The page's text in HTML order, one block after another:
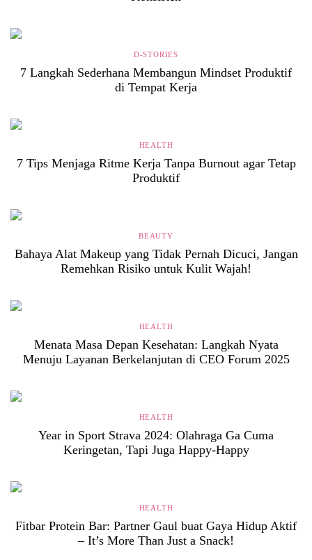
D-STORIES
7 Langkah Sederhana Membangun Mindset Produktif
di Tempat Kerja
HEALTH
7 Tips Menjaga Ritme Kerja Tanpa Burnout agar Tetap
Produktif
BEAUTY
Bahaya Alat Makeup yang Tidak Pernah Dicuci, Jangan
Remehkan Risiko untuk Kulit Wajah!
HEALTH
Menata Masa Depan Kesehatan: Langkah Nyata
Menuju Layanan Berkelanjutan di CEO Forum 2025
HEALTH
Year in Sport Strava 2024: Olahraga Ga Cuma
Keringetan, Tapi Juga Happy-Happy
HEALTH
Fitbar Protein Bar: Partner Gaul buat Gaya Hidup Aktif
– It’s More Than Just a Snack!